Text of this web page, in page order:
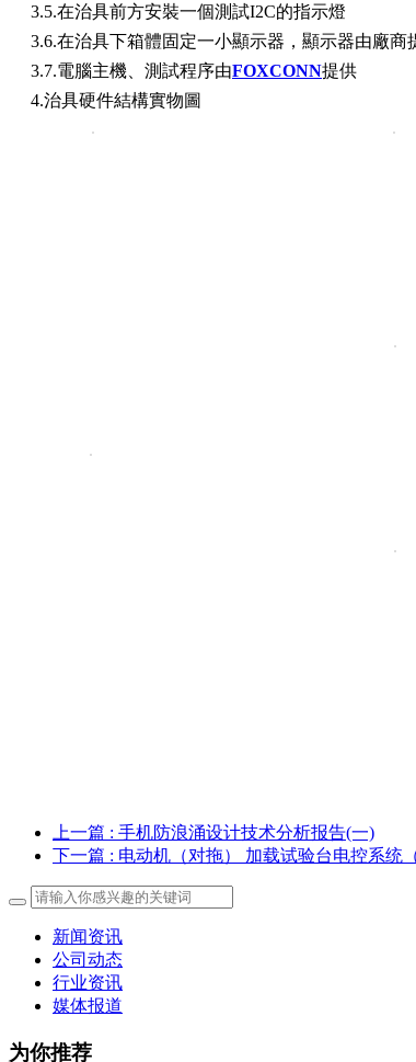
3.5.在治具前方安裝一個測試I2C的指示燈
3.6.在治具下箱體固定一小顯示器，顯示器由廠商
3.7.電腦主機、測試程序由FOXCONN提供
4.治具硬件結構實物圖
上一篇 : 手机防浪涌设计技术分析报告(一)
下一篇 : 电动机（对拖） 加载试验台电控系统（
新闻资讯
公司动态
行业资讯
媒体报道
为你推荐